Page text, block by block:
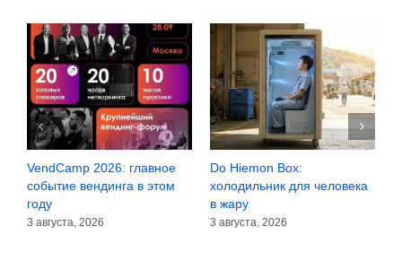
2026: главное
вендинга в этом
2026
Do Hiemon Box:
холодильник для человека
в жару
3 августа, 2026